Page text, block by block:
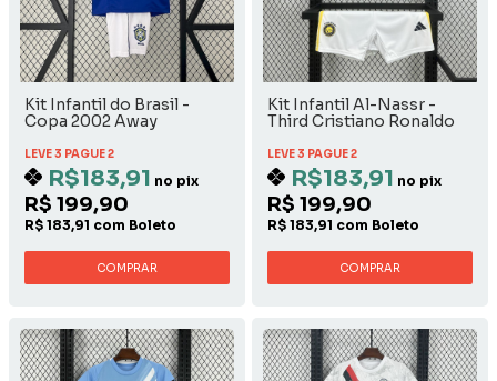
Kit Infantil do Brasil -
Copa 2002 Away
LEVE 3 PAGUE 2
R$183,91 no pix
R$ 199,90
R$ 183,91 com Boleto
COMPRAR
Kit Infantil Al-Nassr -
Third Cristiano Ronaldo
LEVE 3 PAGUE 2
R$183,91 no pix
R$ 199,90
R$ 183,91 com Boleto
COMPRAR